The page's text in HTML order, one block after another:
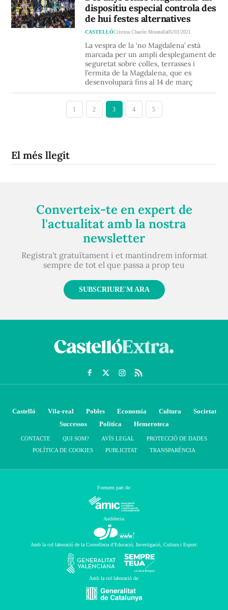
dispositiu especial controla des
de hui festes alternatives
CASTELLÓCristina Chacón Moratalla05/03/2021
La vespra de la ‘no Magdalena’ està
marcada per un ampli desplegament de
seguretat sobre colles, terrasses i
l’ermita de la Magdalena, que es
desenvoluparà fins al 14 de març
1 2 3 4 5
El més llegit
Converteix-te en expert de
l'actualitat amb la nostra
newsletter
Registra't gratuïtament i et mantindrem informat
sempre de tot el que passa a prop teu
SUBSCRIURE'M ARA
Castelló Vila-real Pobles Economía Cultura
Societat
Successos
Política Hemeroteca
CONTACTE QUI SOM? AVÍS LEGAL
PROTECCIÓ DE DADES
POLÍTICA DE COOKIES
PUBLICITAT TRANSPARÈNCIA
Formem part de:
Audiència:
Amb la col·laboració de la Conselleria d’Educació, Investigació, Cultura i Esport:
Amb la col·laboració de: